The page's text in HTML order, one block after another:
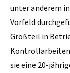
unter anderem
Vorfeld
Großteil in
Kontrollarbeiten
sie eine 20-